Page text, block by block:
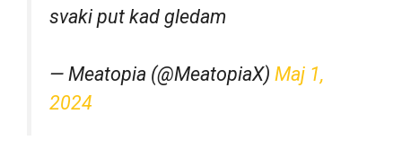
svaki put kad gledam
— Meatopia (@MeatopiaX) Maj 1,
2024